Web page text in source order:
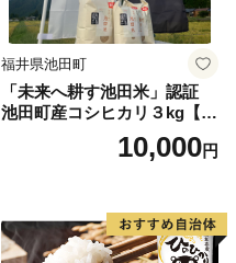
福井県池田町
「未来へ耕す池田米」認証
池田町産コシヒカリ３kg【お
1人様につき３セットまで】
10,000円